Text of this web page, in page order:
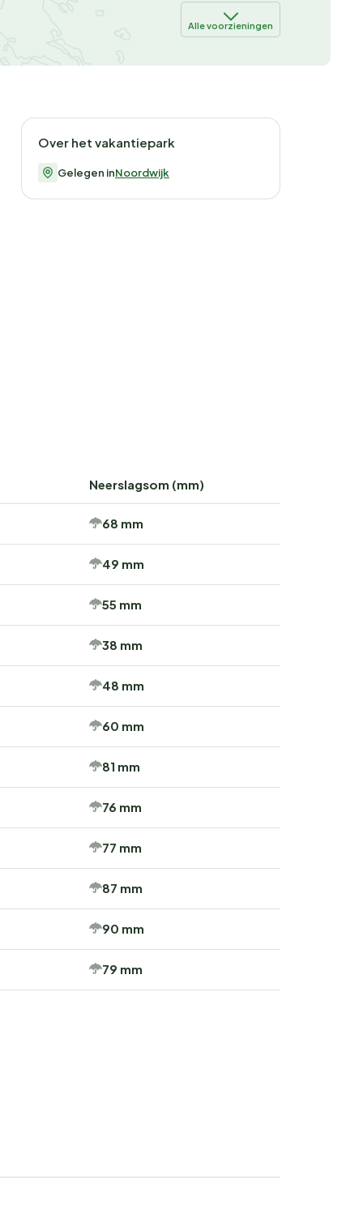
Alle voorzieningen
Over het vakantiepark
Gelegen inNoordwijk
Neerslagsom (mm)
68 mm
49 mm
55 mm
38 mm
48 mm
60 mm
81 mm
76 mm
77 mm
87 mm
90 mm
79 mm